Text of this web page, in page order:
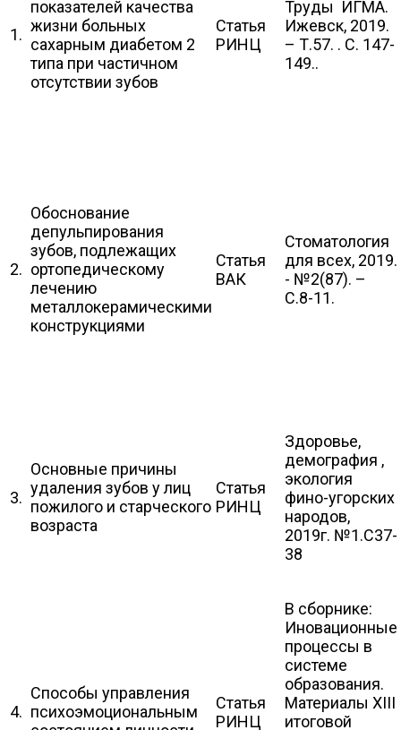
1.
показателей качества
жизни больных
сахарным диабетом 2
типа при частичном
отсутствии зубов
Статья
РИНЦ
Труды ИГМА.
Ижевск, 2019.
– Т.57. . С. 147-
149..
2.
Обоснование
депульпирования
зубов, подлежащих
ортопедическому
лечению
металлокерамическими
конструкциями
Статья
ВАК
Стоматология
для всех, 2019.
- №2(87). –
С.8-11.
3.
Основные причины
удаления зубов у лиц
пожилого и старческого
возраста
Статья
РИНЦ
Здоровье,
демография ,
экология
фино-угорских
народов,
2019г. №1.С37-
38
4.
Способы управления
психоэмоциональным
Статья
РИНЦ
В сборнике:
Иновационные
процессы в
системе
образования.
Материалы ХIII
итоговой